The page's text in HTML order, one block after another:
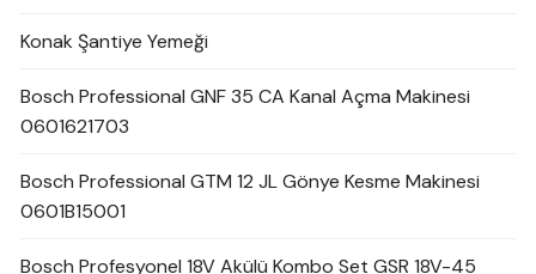
Konak Şantiye Yemeği
Bosch Professional GNF 35 CA Kanal Açma Makinesi
0601621703
Bosch Professional GTM 12 JL Gönye Kesme Makinesi
0601B15001
Bosch Profesyonel 18V Akülü Kombo Set GSR 18V-45